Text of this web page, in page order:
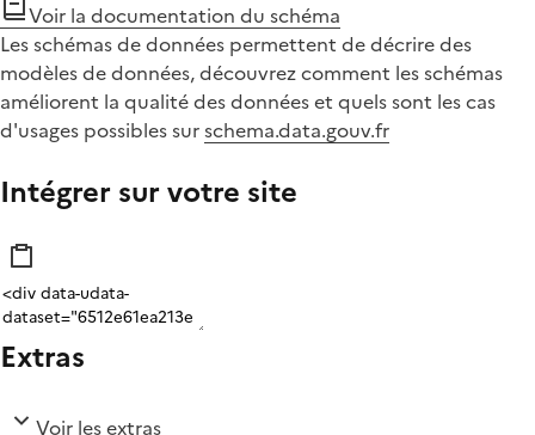
Voir la documentation du schéma
Les schémas de données permettent de décrire des
modèles de données, découvrez comment les schémas
améliorent la qualité des données et quels sont les cas
d'usages possibles surschema.data.gouv.fr
Intégrer sur votre site
Extras
Voir les extras